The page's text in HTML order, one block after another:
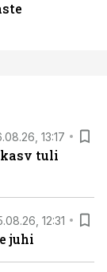
13:17
tuli
12:31
juhi